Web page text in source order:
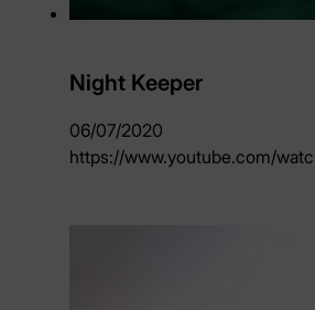
Night Keeper
06/07/2020
https://www.youtube.com/